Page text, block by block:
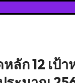
ก 12 เป้า